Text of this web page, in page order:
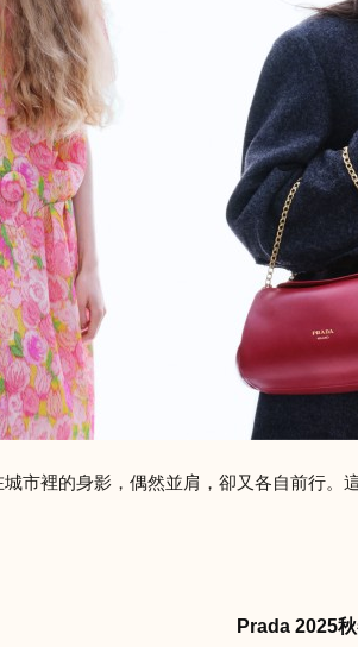
市裡的身影，偶然並肩，卻又各自前行
Prada 2025